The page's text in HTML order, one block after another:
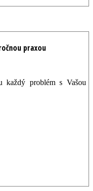
praxou
každý problém s Vašou